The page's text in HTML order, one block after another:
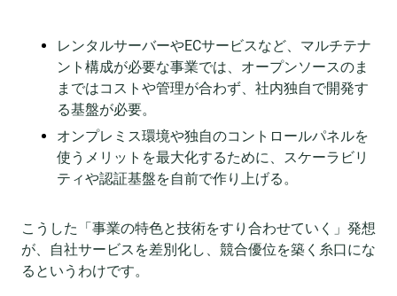
レンタルサーバーやECサービスなど、マルチテナ
ント構成が必要な事業では、オープンソースのま
まではコストや管理が合わず、社内独自で開発す
る基盤が必要。
オンプレミス環境や独自のコントロールパネルを
使うメリットを最大化するために、スケーラビリ
ティや認証基盤を自前で作り上げる。
こうした「事業の特色と技術をすり合わせていく」発想
が、自社サービスを差別化し、競合優位を築く糸口にな
るというわけです。